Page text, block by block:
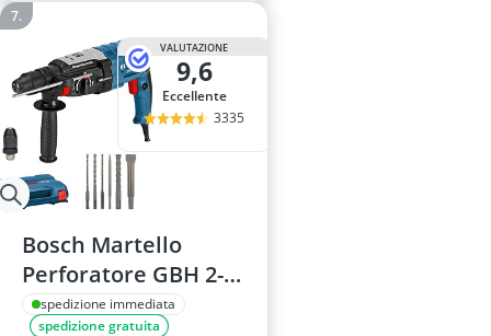
VALUTAZIONE
9,6
Eccellente
3335
Bosch Martello
Perforatore GBH 2-
28 F, 880W, Ø 28mm
spedizione immediata
spedizione gratuita